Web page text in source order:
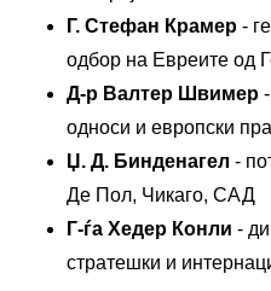
Г. Стефан Крамер -
одбор на Евреите од
Д-р Валтер Швимер
односи и европски
Џ. Д. Бинденагел -
Де Пол, Чикаго, САД
Г-ѓа Хедер Конли -
стратешки и